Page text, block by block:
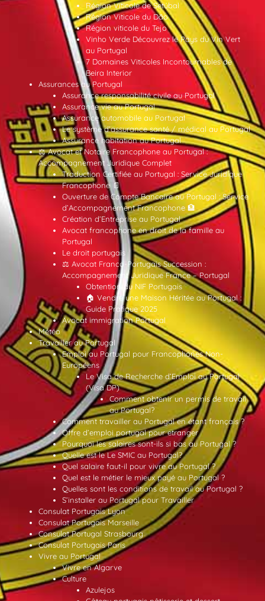
Région Viticole de Setúbal
Région Viticole du Dão
Région viticole du Tejo
Vinho Verde Découvrez le Pays du Vin Vert
au Portugal
7 Domaines Viticoles Incontournables de
Beira Interior
Assurances au Portugal
Assurance responsabilité civile au Portugal
Assurance vie au Portugal
Assurance automobile au Portugal
Le système d’assurance santé / médical au Portugal
Assurance habitation au Portugal
⚖️ Avocat et Notaire Francophone au Portugal :
Accompagnement Juridique Complet
Traduction Certifiée au Portugal : Service Juridique
Francophone 📄
Ouverture de Compte Bancaire au Portugal : Service
d’Accompagnement Francophone 🏦
Création d’Entreprise au Portugal
Avocat francophone en droit de la famille au
Portugal
Le droit portugais
⚖️ Avocat Franco-Portugais Succession :
Accompagnement Juridique France – Portugal
Obtention du NIF Portugais
🏠 Vendre une Maison Héritée au Portugal :
Guide Pratique 2025
Avocat immigration Portugal
Météo
Travailler au Portugal
Emploi au Portugal pour Francophones Non-
Européens
Le Visa de Recherche d’Emploi au Portugal
(Visa DP)
Comment obtenir un permis de travail
au Portugal?
Comment travailler au Portugal en étant français ?
Offre d’emploi portugal pour etranger
Pourquoi les salaires sont-ils si bas au Portugal ?
Quelle est le Le SMIC au Portugal?
Quel salaire faut-il pour vivre au Portugal ?
Quel est le métier le mieux payé au Portugal ?
Quelles sont les conditions de travail au Portugal ?
S’installer au Portugal pour Travailler
Consulat Portugais Lyon
Consulat Portugais Marseille
Consulat Portugal Strasbourg
Consulat Portugais Paris
Vivre au Portugal
Vivre en Algarve
Culture
Azulejos